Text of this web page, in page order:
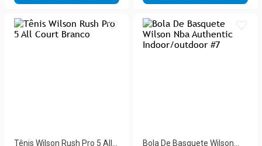
Tênis Wilson Rush Pro 5 All
Bola De Basquete Wilson